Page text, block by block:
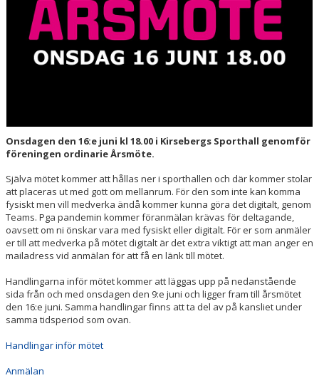
HALL OF FAME
Onsdagen den 16:e juni kl 18.00 i Kirsebergs Sporthall genomför
föreningen ordinarie Årsmöte.
Själva mötet kommer att hållas ner i sporthallen och där kommer stolar
att placeras ut med gott om mellanrum. För den som inte kan komma
fysiskt men vill medverka ändå kommer kunna göra det digitalt, genom
Teams. Pga pandemin kommer föranmälan krävas för deltagande,
oavsett om ni önskar vara med fysiskt eller digitalt. För er som anmäler
er till att medverka på mötet digitalt är det extra viktigt att man anger en
mailadress vid anmälan för att få en länk till mötet.
Handlingarna inför mötet kommer att läggas upp på nedanstående
sida från och med onsdagen den 9:e juni och ligger fram till årsmötet
den 16:e juni. Samma handlingar finns att ta del av på kansliet under
samma tidsperiod som ovan.
Handlingar inför mötet
Anmälan